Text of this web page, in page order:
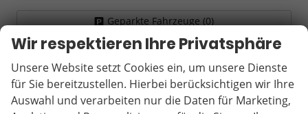
Geparkte Fahrzeuge (0)
Wir respektieren Ihre Privatsphäre
Unsere Website setzt Cookies ein, um unsere Dienste
für Sie bereitzustellen. Hierbei berücksichtigen wir Ihre
Auswahl und verarbeiten nur die Daten für Marketing,